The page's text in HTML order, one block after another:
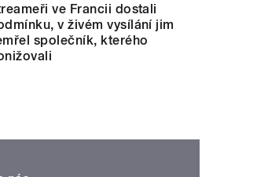
ve Francii dostali
v živém vysílání jim
společník, kterého